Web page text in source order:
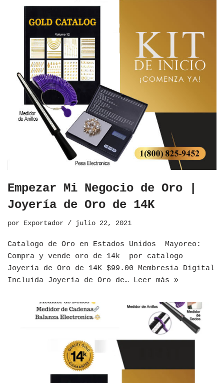
Empezar Mi Negocio de Oro |
Joyería de Oro de 14K
por Exportador julio 22, 2021
Catalogo de Oro en Estados Unidos ​Mayoreo:
Compra y vende oro de 14k por catalogo
Joyería de Oro de 14K $99.00 Membresia Digital
Incluida Joyería de Oro de… Leer más »